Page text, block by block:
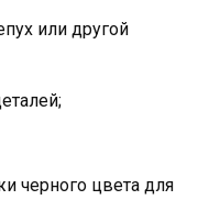
или другой
черного цвета для